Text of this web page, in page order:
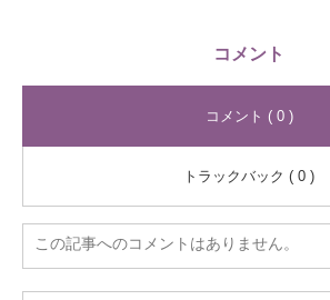
コメント
コメント ( 0 )
トラックバック ( 0 )
この記事へのコメントはありません。